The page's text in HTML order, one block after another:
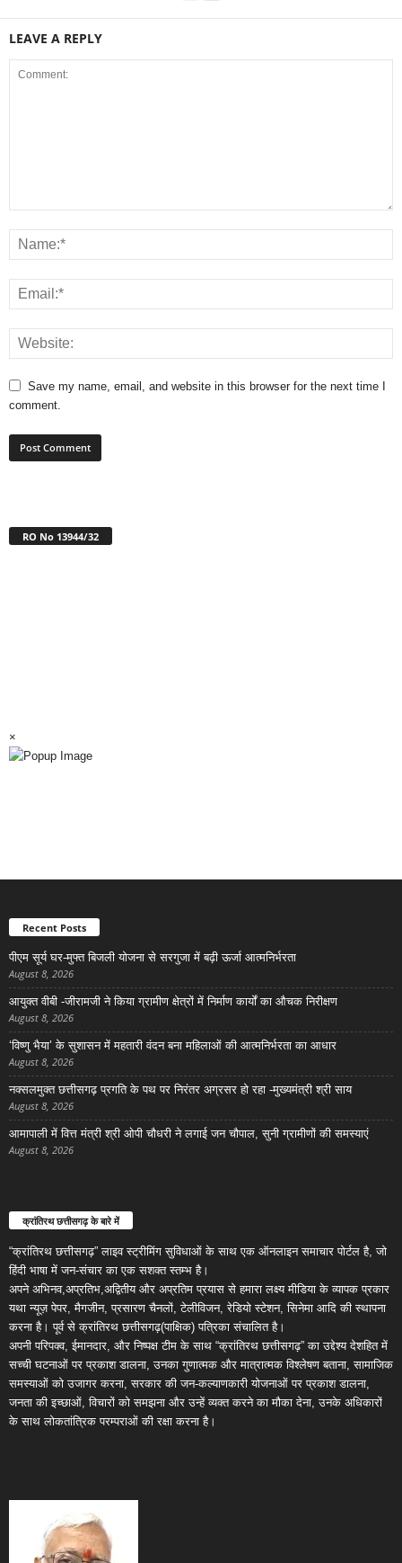
LEAVE A REPLY
Save my name, email, and website in this browser for the next time I
comment.
RO No 13944/32
×
Recent Posts
पीएम सूर्य घर-मुफ्त बिजली योजना से सरगुजा में बढ़ी ऊर्जा आत्मनिर्भरता
August 8, 2026
आयुक्त वीबी -जीरामजी ने किया ग्रामीण क्षेत्रों में निर्माण कार्यों का औचक निरीक्षण
August 8, 2026
‘विष्णु भैया’ के सुशासन में महतारी वंदन बना महिलाओं की आत्मनिर्भरता का आधार
August 8, 2026
नक्सलमुक्त छत्तीसगढ़ प्रगति के पथ पर निरंतर अग्रसर हो रहा -मुख्यमंत्री श्री साय
August 8, 2026
आमापाली में वित्त मंत्री श्री ओपी चौधरी ने लगाई जन चौपाल, सुनी ग्रामीणों की समस्याएं
August 8, 2026
क्रांतिरथ छत्तीसगढ़ के बारे में
“क्रांतिरथ छत्तीसगढ़” लाइव स्ट्रीमिंग सुविधाओं के साथ एक ऑनलाइन समाचार पोर्टल है, जो
हिंदी भाषा में जन-संचार का एक सशक्त स्तम्भ है।
अपने अभिनव,अप्रतिभ,अद्वितीय और अप्रतिम प्रयास से हमारा लक्ष्य मीडिया के व्यापक प्रकार
यथा न्यूज़ पेपर, मैगजीन, प्रसारण चैनलों, टेलीविजन, रेडियो स्टेशन, सिनेमा आदि की स्थापना
करना है। पूर्व से क्रांतिरथ छत्तीसगढ़(पाक्षिक) पत्रिका संचालित है।
अपनी परिपक्व, ईमानदार, और निष्पक्ष टीम के साथ “क्रांतिरथ छत्तीसगढ़” का उद्देश्य देशहित में
सच्ची घटनाओं पर प्रकाश डालना, उनका गुणात्मक और मात्रात्मक विश्लेषण बताना, सामाजिक
समस्याओं को उजागर करना, सरकार की जन-कल्याणकारी योजनाओं पर प्रकाश डालना,
जनता की इच्छाओं, विचारों को समझना और उन्हें व्यक्त करने का मौका देना, उनके अधिकारों
के साथ लोकतांत्रिक परम्पराओं की रक्षा करना है।